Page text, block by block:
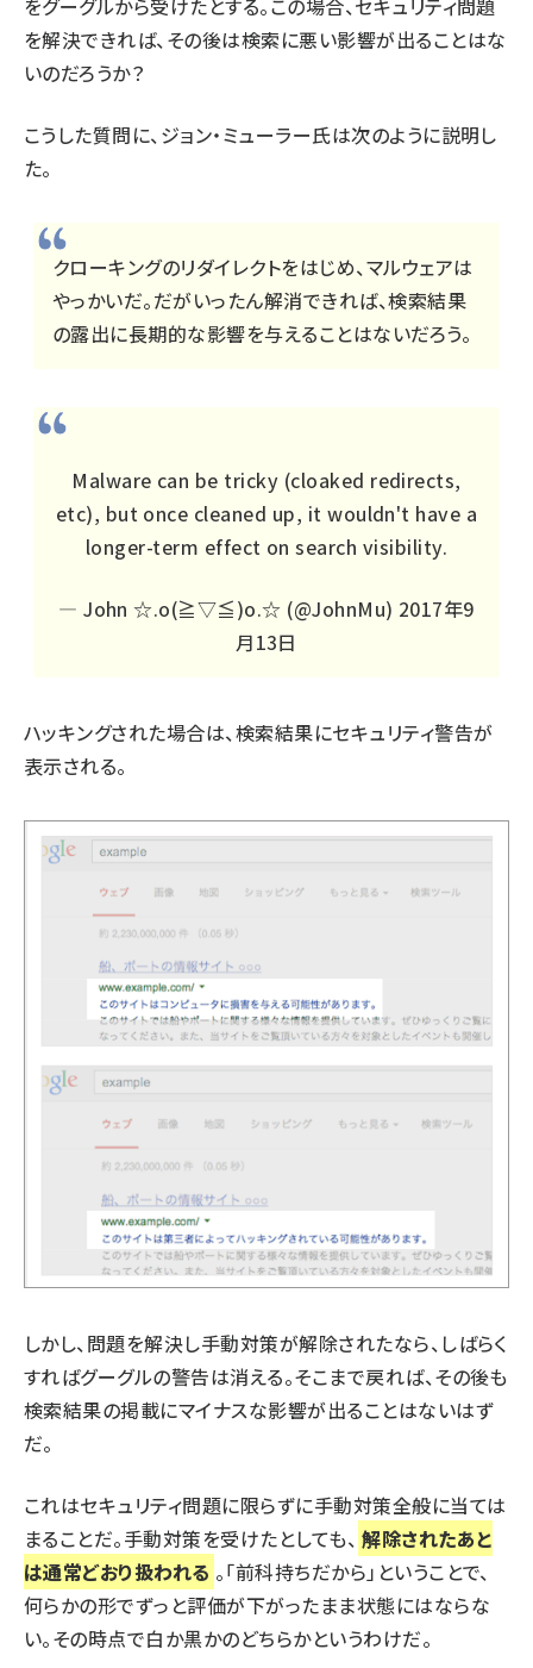
を解決できれば、その後は検索に悪い影響が出ることはな
いのだろうか？
こうした質問に、ジョン・ミューラー氏は次のように説明し
た。
クローキングのリダイレクトをはじめ、マルウェアは
やっかいだ。だがいったん解消できれば、検索結果
の露出に長期的な影響を与えることはないだろう。
Malware can be tricky (cloaked redirects,
etc), but once cleaned up, it wouldn't have a
longer-term effect on search visibility.
— John ☆.o(≧▽≦)o.☆ (@JohnMu) 2017年9
月13日
ハッキングされた場合は、検索結果にセキュリティ警告が
表示される。
しかし、問題を解決し手動対策が解除されたなら、しばらく
すればグーグルの警告は消える。そこまで戻れば、その後も
検索結果の掲載にマイナスな影響が出ることはないはず
だ。
これはセキュリティ問題に限らずに手動対策全般に当ては
まることだ。手動対策を受けたとしても、 解除されたあと
は通常どおり扱われる 。「前科持ちだから」ということで、
何らかの形でずっと評価が下がったまま状態にはならな
い。その時点で白か黒かのどちらかというわけだ。